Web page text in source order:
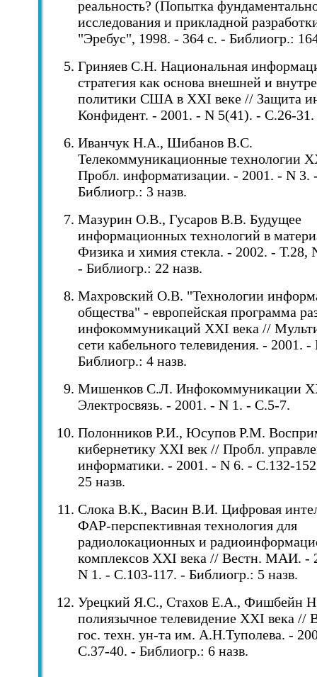
реальность? (Попытка
исследования и прикладной
"Эребус", 1998. - 364 с. - Библиогр.:
Гриняев С.Н. Национальная
стратегия как основа внешней и
политики США в XXI веке // Защита
Конфидент. - 2001. - N 5(41). - С.26-31.
Иванчук Н.А., Шибанов В.С.
Телекоммуникационные технологии
Пробл. информатизации. - 2001. - N 3.
Библиогр.: 3 назв.
Мазурин О.В., Гусаров В.В. Будущее
информационных технологий в
Физика и химия стекла. - 2002. - Т.28,
- Библиогр.: 22 назв.
Махровский О.В. "Технологии
общества" - европейская программа
инфокоммуникаций XXI века //
сети кабельного телевидения. - 2001.
Библиогр.: 4 назв.
Мишенков С.Л. Инфокоммуникации
Электросвязь. - 2001. - N 1. - С.5-7.
Полонников Р.И., Юсупов Р.М.
кибернетику XXI век // Пробл.
информатики. - 2001. - N 6. - С.132-
25 назв.
Слока В.К., Васин В.И. Цифровая
ФАР-перспективная технология для
радиолокационных и
комплексов XXI века // Вестн. МАИ. -
N 1. - С.103-117. - Библиогр.: 5 назв.
Урецкий Я.С., Стахов Е.А., Фишбейн
полиязычное телевидение XXI века //
гос. техн. ун-та им. А.Н.Туполева. -
С.37-40. - Библиогр.: 6 назв.